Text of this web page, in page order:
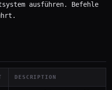
ausführen. Befehle
DESCRIPTION